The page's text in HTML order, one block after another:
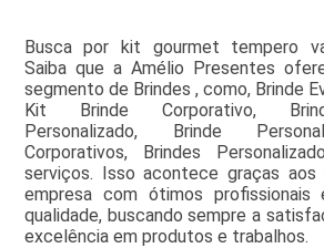
Busca por kit gourmet tempero
Saiba que a Amélio Presentes
segmento de Brindes , como, Brinde
Kit Brinde Corporativo,
Personalizado, Brinde
Corporativos, Brindes
serviços. Isso acontece graças aos
empresa com ótimos profissionais
qualidade, buscando sempre a
excelência em produtos e trabalhos.